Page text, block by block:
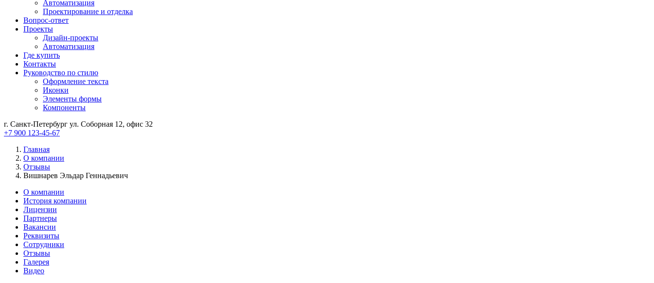
Автоматизация
Проектирование и отделка
Вопрос-ответ
Проекты
Дизайн-проекты
Автоматизация
Где купить
Контакты
Руководство по стилю
Оформление текста
Иконки
Элементы формы
Компоненты
г. Санкт-Петербург ул. Соборная 12, офис 32
+7 900 123-45-67
Главная
О компании
Отзывы
Вишнарев Эльдар Геннадьевич
О компании
История компании
Лицензии
Партнеры
Вакансии
Реквизиты
Сотрудники
Отзывы
Галерея
Видео